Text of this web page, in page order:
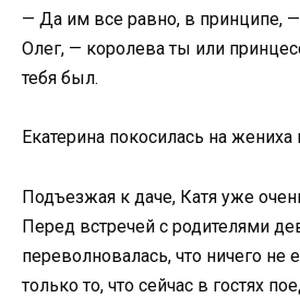
— Да им все равно, в принципе,
Олег, — королева ты или
тебя был.
Екатерина покосилась на жениха
Подъезжая к даче, Катя уже
Перед встречей с родителями
переволновалась, что ничего не
только то, что сейчас в гостях